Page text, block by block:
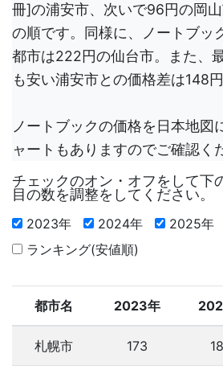
冊]の浦安市、次いで96円の岡
の順です。同様に、ノートブッ
都市は222円の仙台市。また、
も安い浦安市との価格差は148
ノートブックの価格を日本地図
ャートもありますのでご確認く
チェックのオン・オフをして下
目の数を調整をしてください。
2023年 2024年
2025年
ランキング(安値順)
都市名 2023年
札幌市 173